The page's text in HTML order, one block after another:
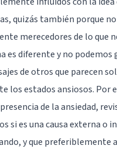
quizás también porque
merecedores de lo que
es diferente y no
de otros que parecen
los estados ansiosos. Por
de la ansiedad,
si es una causa externa o
y que preferiblemente